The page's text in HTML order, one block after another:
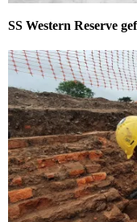
SS Western Reserve